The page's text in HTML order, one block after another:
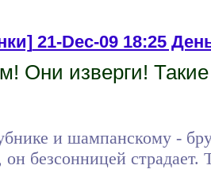
21-Dec-09 18:25
Они изверги! Такие
и шампанскому -
он безсонницей страдает.